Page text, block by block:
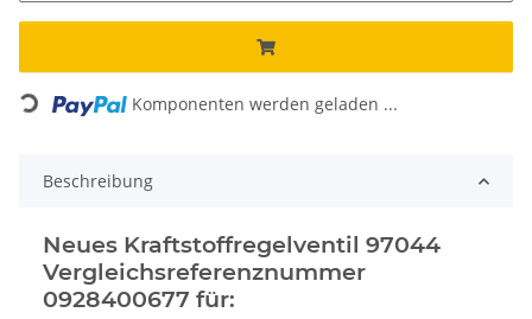
Loading... Komponenten werden geladen ...
Beschreibung
Neues Kraftstoffregelventil 97044
Vergleichsreferenznummer
0928400677 für: